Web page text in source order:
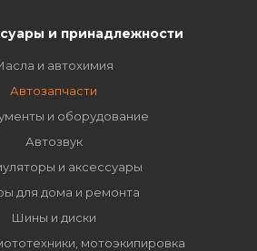
и принадлежности
и автохимия
Автозапчасти
и оборудование
Автозвук
и аксессуары
для дома и ремонта
Шины и диски
мотоэкипировка